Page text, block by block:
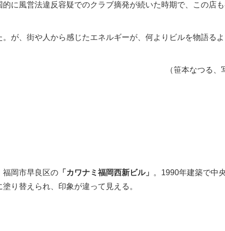
に風営法違反容疑でのクラブ摘発が続いた時期で、この店
が、街や人から感じたエネルギーが、何よりビルを物語る
（笹本なつる、
岡市早良区の 「カワナミ福岡西新ビル」
。1990年建築で中
り替えられ、印象が違って見える。